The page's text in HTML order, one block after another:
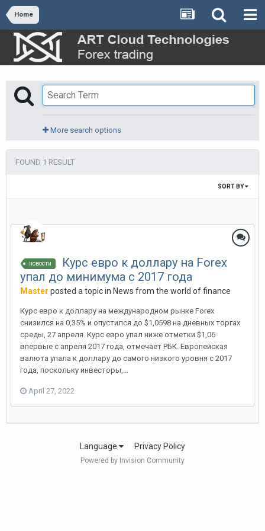
Home
More search options
FOUND 1 RESULT
SORT BY
новости
Курс евро к доллару на Forex
упал до минимума с 2017 года
Master posted a topic in News from the world of finance
Курс евро к доллару на международном рынке Forex
снизился на 0,35% и опустился до $1,0598 на дневных торгах
среды, 27 апреля. Курс евро упал ниже отметки $1,06
впервые с апреля 2017 года, отмечает РБК. Европейская
валюта упала к доллару до самого низкого уровня с 2017
года, поскольку инвесторы,...
April 27, 2022
Language Privacy Policy
Powered by Invision Community